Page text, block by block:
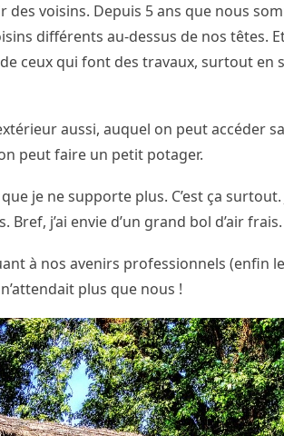
des voisins. Depuis 5 ans que nous
différents au-dessus de nos têtes.
ceux qui font des travaux, surtout en
aussi, auquel on peut accéder
peut faire un petit potager.
je ne supporte plus. C’est ça
j’ai envie d’un grand bol d’air frais.
à nos avenirs professionnels (enfin
plus que nous !